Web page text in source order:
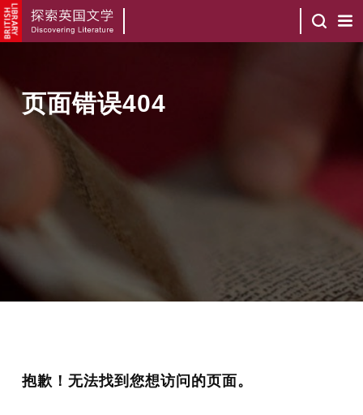
页面错误404
抱歉！无法找到您想访问的页面。